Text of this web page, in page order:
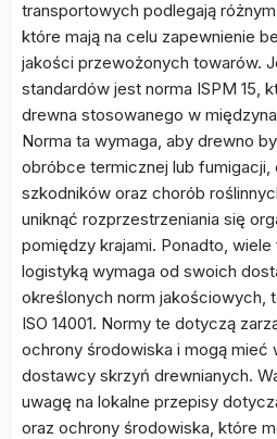
transportowych podlegają
które mają na celu zapewnienie
jakości przewożonych towarów.
standardów jest norma ISPM 15,
drewna stosowanego w
Norma ta wymaga, aby drewno
obróbce termicznej lub fumigacji,
szkodników oraz chorób
uniknąć rozprzestrzeniania się
pomiędzy krajami. Ponadto,
logistyką wymaga od swoich
określonych norm jakościowych,
ISO 14001. Normy te dotyczą
ochrony środowiska i mogą mieć
dostawcy skrzyń drewnianych.
uwagę na lokalne przepisy
oraz ochrony środowiska, które